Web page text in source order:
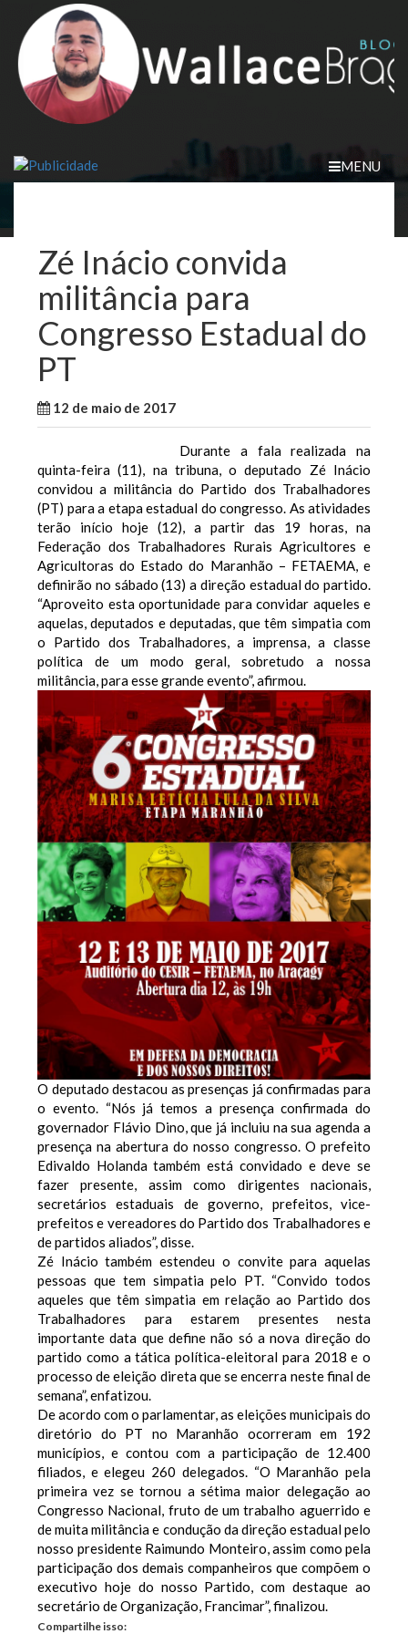
content
MENU
Zé Inácio convida
militância para
Congresso Estadual do
PT
12 de maio de 2017
Durante a fala realizada na
quinta-feira (11), na tribuna, o deputado Zé Inácio
convidou a militância do Partido dos Trabalhadores
(PT) para a etapa estadual do congresso. As atividades
terão início hoje (12), a partir das 19 horas, na
Federação dos Trabalhadores Rurais Agricultores e
Agricultoras do Estado do Maranhão – FETAEMA, e
definirão no sábado (13) a direção estadual do partido.
“Aproveito esta oportunidade para convidar aqueles e
aquelas, deputados e deputadas, que têm simpatia com
o Partido dos Trabalhadores, a imprensa, a classe
política de um modo geral, sobretudo a nossa
militância, para esse grande evento”, afirmou.
O deputado destacou as presenças já confirmadas para
o evento. “Nós já temos a presença confirmada do
governador Flávio Dino, que já incluiu na sua agenda a
presença na abertura do nosso congresso. O prefeito
Edivaldo Holanda também está convidado e deve se
fazer presente, assim como dirigentes nacionais,
secretários estaduais de governo, prefeitos, vice-
prefeitos e vereadores do Partido dos Trabalhadores e
de partidos aliados”, disse.
Zé Inácio também estendeu o convite para aquelas
pessoas que tem simpatia pelo PT. “Convido todos
aqueles que têm simpatia em relação ao Partido dos
Trabalhadores para estarem presentes nesta
importante data que define não só a nova direção do
partido como a tática política-eleitoral para 2018 e o
processo de eleição direta que se encerra neste final de
semana”, enfatizou.
De acordo com o parlamentar, as eleições municipais do
diretório do PT no Maranhão ocorreram em 192
municípios, e contou com a participação de 12.400
filiados, e elegeu 260 delegados. “O Maranhão pela
primeira vez se tornou a sétima maior delegação ao
Congresso Nacional, fruto de um trabalho aguerrido e
de muita militância e condução da direção estadual pelo
nosso presidente Raimundo Monteiro, assim como pela
participação dos demais companheiros que compõem o
executivo hoje do nosso Partido, com destaque ao
secretário de Organização, Francimar”, finalizou.
Compartilhe isso: